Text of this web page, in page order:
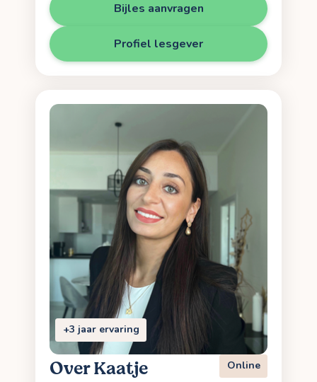
Bijles aanvragen
Profiel lesgever
+3 jaar ervaring
Over Kaatje Online